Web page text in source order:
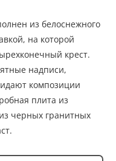
из белоснежного
на которой
крест.
надписи,
композиции
плита из
черных гранитных